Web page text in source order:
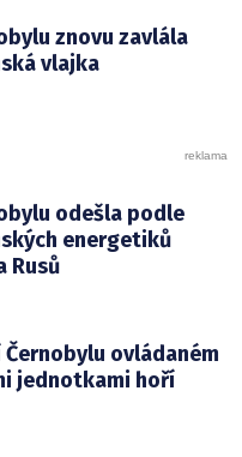
znovu zavlála
vlajka
odešla podle
energetiků
Rusů
ovládaném
jednotkami hoří